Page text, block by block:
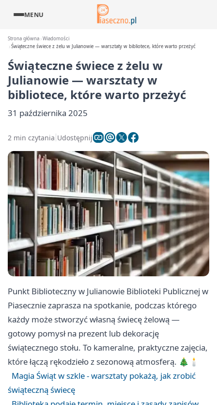
MENU
Strona główna Wiadomości
Świąteczne świece z żelu w Julianowie — warsztaty w bibliotece, które warto przeżyć
Świąteczne świece z żelu w
Julianowie — warsztaty w
bibliotece, które warto przeżyć
31 października 2025
2 min czytania Udostępnij
Punkt Biblioteczny w Julianowie Biblioteki Publicznej w
Piasecznie zaprasza na spotkanie, podczas którego
każdy może stworzyć własną świecę żelową —
gotowy pomysł na prezent lub dekorację
świątecznego stołu. To kameralne, praktyczne zajęcia,
które łączą rękodzieło z sezonową atmosferą. 🎄🕯️
Magia Świąt w szkle - warsztaty pokażą, jak zrobić
świąteczną świecę